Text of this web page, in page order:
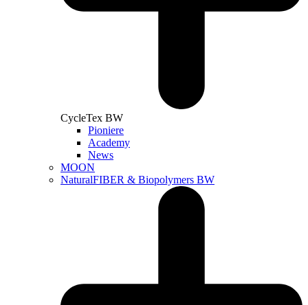
CycleTex BW
Pioniere
Academy
News
MOON
NaturalFIBER & Biopolymers BW